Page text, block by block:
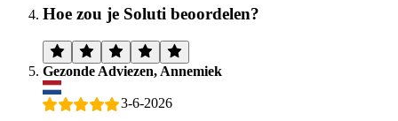
Hoe zou je Soluti beoordelen?
Gezonde Adviezen, Annemiek
3-6-2026